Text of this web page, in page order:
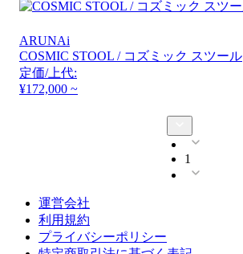
ARUNAi
COSMIC STOOL / コズミック スツール
定価/上代:
¥172,000 ~
1
運営会社
利用規約
プライバシーポリシー